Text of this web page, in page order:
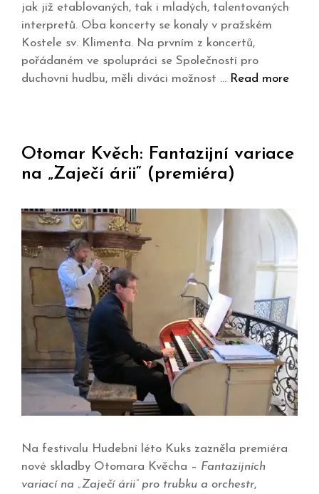
jak již etablovaných, tak i mladých, talentovaných
interpretů. Oba koncerty se konaly v pražském
Kostele sv. Klimenta. Na prvním z koncertů,
pořádaném ve spolupráci se Společností pro
duchovní hudbu, měli diváci možnost … Read more
Otomar Kvěch: Fantazijní variace
na „Zaječí árii“ (premiéra)
Na festivalu Hudební léto Kuks zazněla premiéra
nové skladby Otomara Kvěcha – Fantazijních
variací na „Zaječí árii“ pro trubku a orchestr,